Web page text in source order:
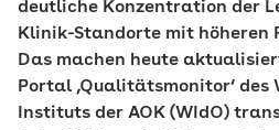
deutliche Konzentration der
Klinik-Standorte mit höheren
Das machen heute
Portal ‚Qualitätsmonitor‘
Instituts der AOK (WIdO)